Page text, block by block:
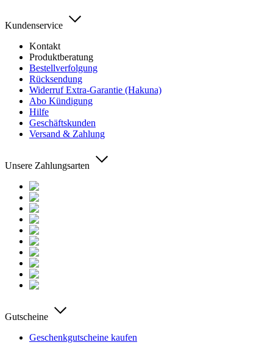
Kundenservice
Kontakt
Produktberatung
Bestellverfolgung
Rücksendung
Widerruf Extra-Garantie (Hakuna)
Abo Kündigung
Hilfe
Geschäftskunden
Versand & Zahlung
Unsere Zahlungsarten
Gutscheine
Geschenkgutscheine kaufen